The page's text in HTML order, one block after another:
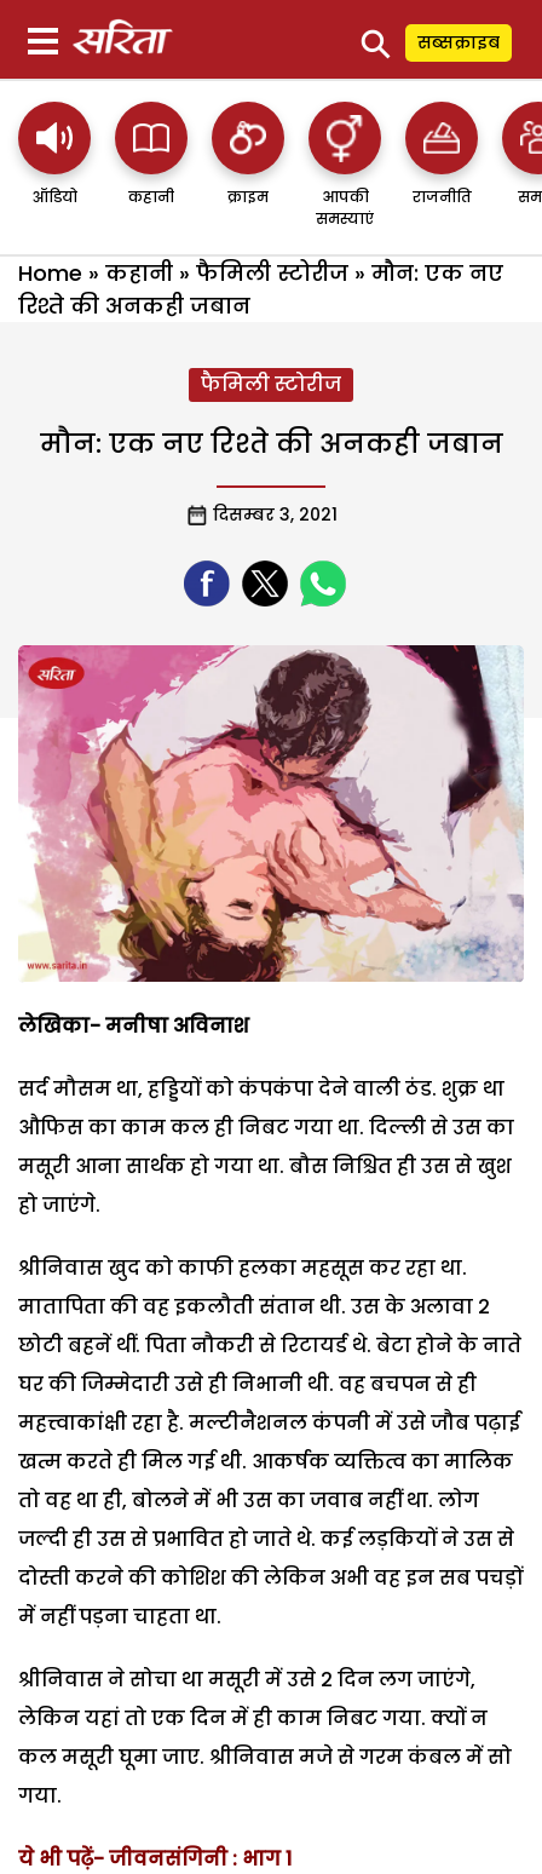
⚲ सब्सक्राइब
ऑडियो कहानी क्राइम
आपकी
समस्याएं
राजनीति
Home » कहानी » फैमिली स्टोरीज » मौन: एक नए
रिश्ते की अनकही जबान
फैमिली स्टोरीज
मौन: एक नए रिश्ते की अनकही जबान
दिसम्बर 3, 2021
लेखिका- मनीषा अविनाश
सर्द मौसम था, हड्डियों को कंपकंपा देने वाली ठंड. शुक्र था
औफिस का काम कल ही निबट गया था. दिल्ली से उस का
मसूरी आना सार्थक हो गया था. बौस निश्चित ही उस से खुश
हो जाएंगे.
श्रीनिवास खुद को काफी हलका महसूस कर रहा था.
मातापिता की वह इकलौती संतान थी. उस के अलावा 2
छोटी बहनें थीं. पिता नौकरी से रिटायर्ड थे. बेटा होने के नाते
घर की जिम्मेदारी उसे ही निभानी थी. वह बचपन से ही
महत्त्वाकांक्षी रहा है. मल्टीनैशनल कंपनी में उसे जौब पढ़ाई
खत्म करते ही मिल गई थी. आकर्षक व्यक्तित्व का मालिक
तो वह था ही, बोलने में भी उस का जवाब नहीं था. लोग
जल्दी ही उस से प्रभावित हो जाते थे. कई लड़कियों ने उस से
दोस्ती करने की कोशिश की लेकिन अभी वह इन सब पचड़ों
में नहीं पड़ना चाहता था.
श्रीनिवास ने सोचा था मसूरी में उसे 2 दिन लग जाएंगे,
लेकिन यहां तो एक दिन में ही काम निबट गया. क्यों न
कल मसूरी घूमा जाए. श्रीनिवास मजे से गरम कंबल में सो
गया.
ये भी पढ़ें- जीवनसंगिनी : भाग 1